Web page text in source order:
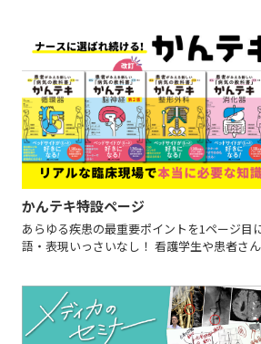
かんテキ特設ページ
あらゆる疾患の最重要ポイントを1ページ目
語・表現いっさいなし！ 看護学生や患者さ